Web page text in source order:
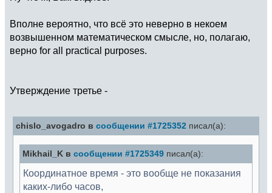
Вполне вероятно, что всё это неверно в некоем
возвышенном математическом смысле, но, полагаю,
верно for all practical purposes.
Утверждение третье -
chislo_avogadro в сообщении #1725352 писал(а):
Mikhail_K в сообщении #1725349 писал(а):
Координатное время - это вообще не показания
каких-либо часов,